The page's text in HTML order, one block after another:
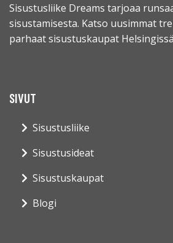
Sisustusliike Dreams tarjoaa
sisustamisesta. Katso uusimmat
parhaat sisustuskaupat
SIVUT
Sisustusliike
Sisustusideat
Sisustuskaupat
Blogi